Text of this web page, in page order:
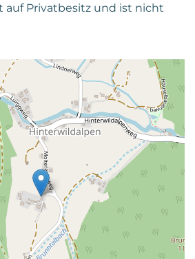
auf Privatbesitz und ist nicht